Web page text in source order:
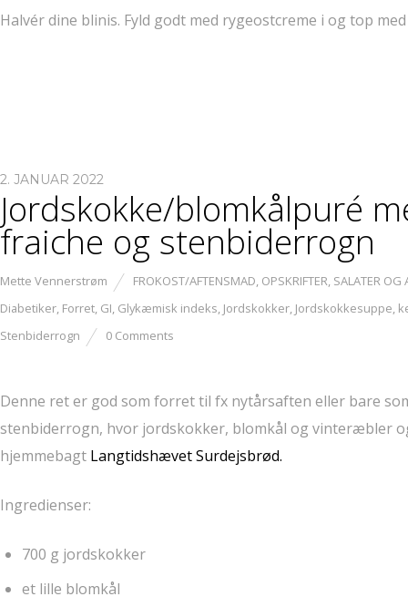
Halvér dine blinis. Fyld godt med rygeostcreme i og top
2. JANUAR 2022
Jordskokke/blomkålpuré
fraiche og stenbiderrogn
Mette Vennerstrøm FROKOST/AFTENSMAD, OPSKRIFTER, SALATER OG
Diabetiker, Forret, GI, Glykæmisk indeks, Jordskokker, Jordskokkesuppe,
Stenbiderrogn
0 Comments
Denne ret er god som forret til fx nytårsaften eller bare
stenbiderrogn, hvor jordskokker, blomkål og vinteræbler
hjemmebagt Langtidshævet Surdejsbrød.
Ingredienser:
700 g jordskokker
et lille blomkål